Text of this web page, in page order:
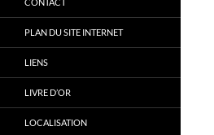
PLAN DU SITE INTERNET
LIENS
LIVRE D’OR
LOCALISATION